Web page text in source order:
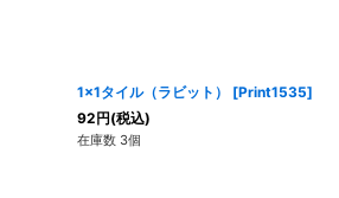
1x1タイル（ラビット） [Print1535]
92円(税込)
在庫数 3個